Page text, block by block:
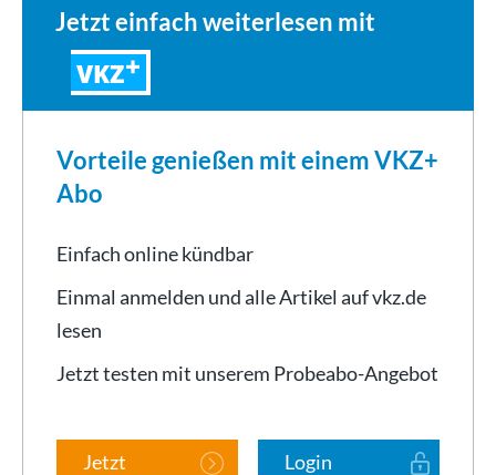
Jetzt einfach weiterlesen mit
VKZ
Vorteile genießen mit einem VKZ+
Abo
Einfach online kündbar
Einmal anmelden und alle Artikel auf vkz.de
lesen
Jetzt testen mit unserem Probeabo-Angebot
Jetzt
Login